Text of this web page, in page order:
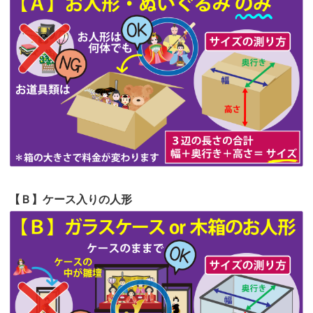
2026/06/19
インターネット検索でホームページを
見つけまし...
第63回人形供養祭 令和5年8月1日(火)
第62回人形供養祭令和5年6月21日(水)
第61回人形供養祭 令和5年5月19日(金)
第60回人形供養祭令和5年3月28日(火)
第59回人形供養祭 令和5年2月10日(金)
第58回人形供養祭令和5年12月21日(水)
第56回人形供養祭 令和4年10月19日(水)
第55回人形供養祭令和4年9月8日(木)
第54回人形供養祭令和4年8月1日(月)
第53回人形供養祭令和4年7月1日(金)
【Ｂ】ケース入りの人形